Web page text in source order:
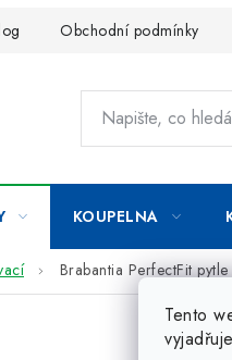
Tento
Obchodní podmínky
KOUPELNA
Brabantia PerfectFit